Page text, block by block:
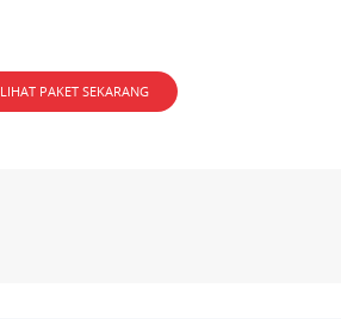
LIHAT PAKET SEKARANG